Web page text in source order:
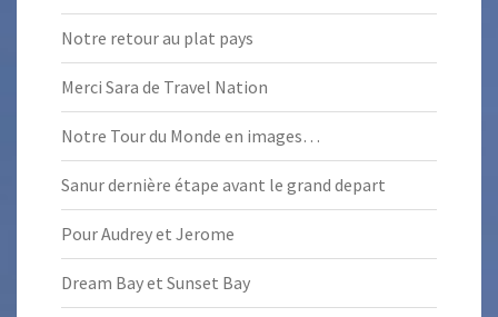
Notre retour au plat pays
Merci Sara de Travel Nation
Notre Tour du Monde en images…
Sanur dernière étape avant le grand depart
Pour Audrey et Jerome
Dream Bay et Sunset Bay